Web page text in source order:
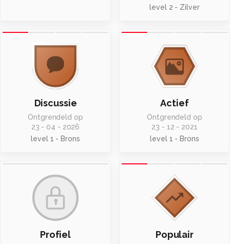
level 2 - Zilver
Discussie
Ontgrendeld op
23 - 04 - 2026
level 1 - Brons
Actief
Ontgrendeld op
23 - 12 - 2021
level 1 - Brons
Profiel Populair